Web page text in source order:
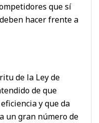
que sí
hacer frente a
de la Ley de
de que
y que da
un gran número de